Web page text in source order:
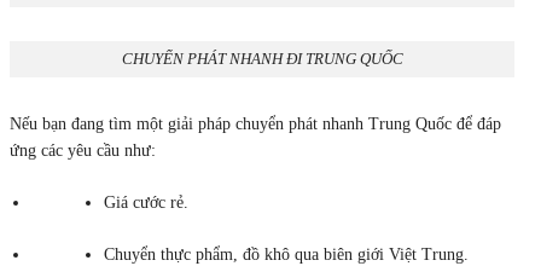
CHUYỂN PHÁT NHANH ĐI TRUNG QUỐC
Nếu bạn đang tìm một giải pháp chuyển phát nhanh Trung Quốc để đáp
ứng các yêu cầu như:
Giá cước rẻ.
Chuyển thực phẩm, đồ khô qua biên giới Việt Trung.